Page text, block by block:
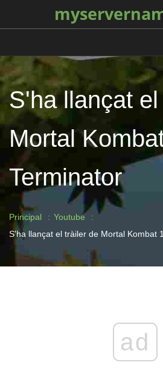
S'ha llançat
Mortal
Terminator
Principal
Youtube
S'ha llançat el tràiler de Mortal Kombat
ad